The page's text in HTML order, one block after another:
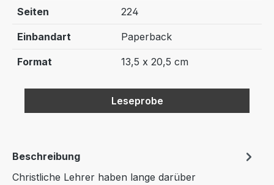
Seiten 224
Einbandart Paperback
Format 13,5 x 20,5 cm
Leseprobe
Beschreibung
Christliche Lehrer haben lange darüber